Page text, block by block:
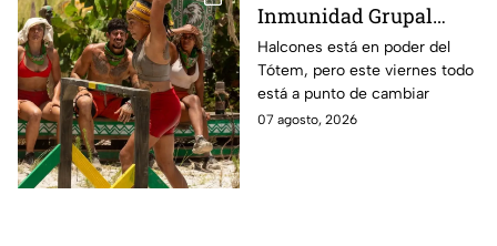
Inmunidad Grupal
HOY, 07 de agosto, en
Survivor México La
Reliquia en Llamas?
Halcones está en poder del
Tótem, pero este viernes todo
está a punto de cambiar
07 agosto, 2026